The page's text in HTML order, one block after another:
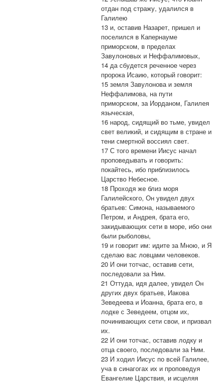
отдан под стражу, удалился в
Галилею
13 и, оставив Назарет, пришел и
поселился в Капернауме
приморском, в пределах
Завулоновых и Неффалимовых,
14 да сбудется реченное через
пророка Исаию, который говорит:
15 земля Завулонова и земля
Неффалимова, на пути
приморском, за Иорданом, Галилея
языческая,
16 народ, сидящий во тьме, увидел
свет великий, и сидящим в стране и
тени смертной воссиял свет.
17 С того времени Иисус начал
проповедывать и говорить:
покайтесь, ибо приблизилось
Царство Небесное.
18 Проходя же близ моря
Галилейского, Он увидел двух
братьев: Симона, называемого
Петром, и Андрея, брата его,
закидывающих сети в море, ибо они
были рыболовы,
19 и говорит им: идите за Мною, и Я
сделаю вас ловцами человеков.
20 И они тотчас, оставив сети,
последовали за Ним.
21 Оттуда, идя далее, увидел Он
других двух братьев, Иакова
Зеведеева и Иоанна, брата его, в
лодке с Зеведеем, отцом их,
починивающих сети свои, и призвал
их.
22 И они тотчас, оставив лодку и
отца своего, последовали за Ним.
23 И ходил Иисус по всей Галилее,
уча в синагогах их и проповедуя
Евангелие Царствия, и исцеляя